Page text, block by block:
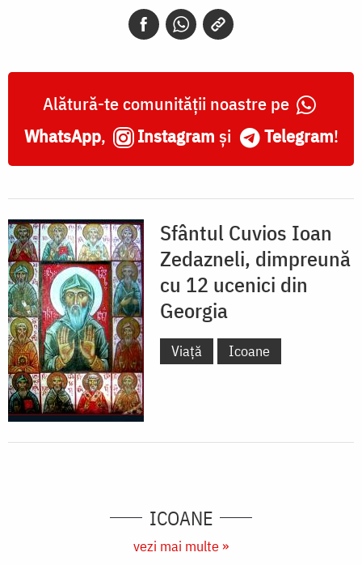
Alătură-te comunității noastre pe
WhatsApp, Instagram și Telegram!
Sfântul Cuvios Ioan
Zedazneli, dimpreună
cu 12 ucenici din
Georgia
Viață Icoane
ICOANE
vezi mai multe »